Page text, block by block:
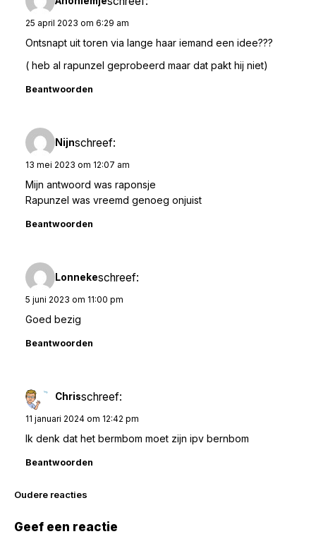
25 april 2023 om 6:29 am
Ontsnapt uit toren via lange haar iemand een idee???
( heb al rapunzel geprobeerd maar dat pakt hij niet)
Beantwoorden
Nijnschreef:
13 mei 2023 om 12:07 am
Mijn antwoord was raponsje
Rapunzel was vreemd genoeg onjuist
Beantwoorden
Lonnekeschreef:
5 juni 2023 om 11:00 pm
Goed bezig
Beantwoorden
Chrisschreef:
11 januari 2024 om 12:42 pm
Ik denk dat het bermbom moet zijn ipv bernbom
Beantwoorden
Reacties
navigatie
Oudere reacties
Geef een reactie